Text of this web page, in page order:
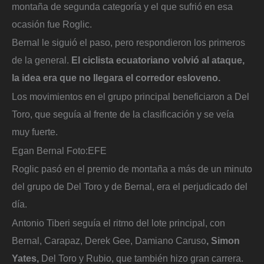
montaña de segunda categoría y el que sufrió en esa
ocasión fue Roglic.
Bernal le siguió el paso, pero respondieron los primeros
de la general. El ciclista ecuatoriano volvió al ataque,
la idea era que no llegara el corredor esloveno.
Los movimientos en el grupo principal beneficiaron a Del
Toro, que seguía al frente de la clasificación y se veía
muy fuerte.
Egan Bernal Foto:EFE
Roglic pasó en el premio de montaña a más de un minuto
del grupo de Del Toro y de Bernal, era el perjudicado del
día.
Antonio Tiberi seguía el ritmo del lote principal, con
Bernal, Carapaz, Derek Gee, Damiano Caruso, Simon
Yates, Del Toro y Rubio, que también hizo gran carrera.